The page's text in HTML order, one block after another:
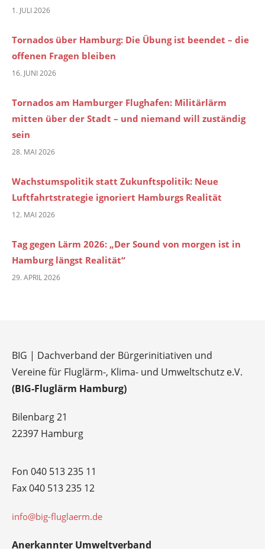
1. JULI 2026
Tornados über Hamburg: Die Übung ist beendet – die
offenen Fragen bleiben
16. JUNI 2026
Tornados am Hamburger Flughafen: Militärlärm
mitten über der Stadt – und niemand will zuständig
sein
28. MAI 2026
Wachstumspolitik statt Zukunftspolitik: Neue
Luftfahrtstrategie ignoriert Hamburgs Realität
12. MAI 2026
Tag gegen Lärm 2026: „Der Sound von morgen ist in
Hamburg längst Realität“
29. APRIL 2026
BIG | Dachverband der Bürgerinitiativen und
Vereine für Fluglärm-, Klima- und Umweltschutz e.V.
(BIG-Fluglärm Hamburg)
Bilenbarg 21
22397 Hamburg
Fon 040 513 235 11
Fax 040 513 235 12
info@big-fluglaerm.de
Anerkannter Umweltverband